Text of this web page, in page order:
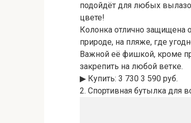
подойдёт для любых
цвете!
Колонка отлично защищена
природе, на пляже, где
Важной её фишкой, кроме
закрепить на любой ветке.
▶︎ Купить: 3 730 3 590 руб.
2. Спортивная бутылка для